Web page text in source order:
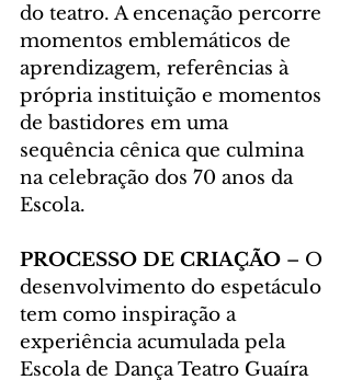
do teatro. A encenação percorre
momentos emblemáticos de
aprendizagem, referências à
própria instituição e momentos
de bastidores em uma
sequência cênica que culmina
na celebração dos 70 anos da
Escola.
PROCESSO DE CRIAÇÃO – O
desenvolvimento do espetáculo
tem como inspiração a
experiência acumulada pela
Escola de Dança Teatro Guaíra